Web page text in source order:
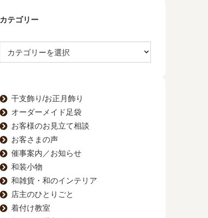
カテゴリー
干支飾り/お正月飾り
オーダーメイド足袋
お客様のお見立て相談
お客さまの声
催事案内／お知らせ
和装小物
和雑貨・和のインテリア
店主のひとりごと
着付け教室